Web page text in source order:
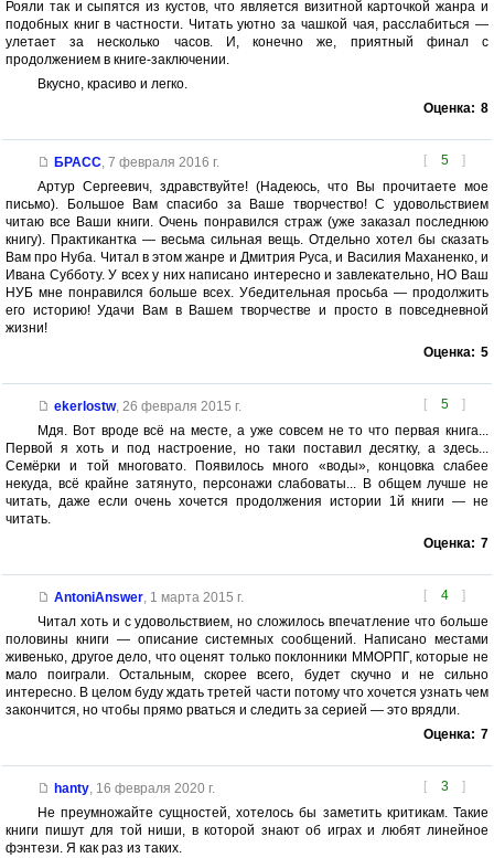
Рояли так и сыпятся из кустов, что является визитной карточкой жанра и
подобных книг в частности. Читать уютно за чашкой чая, расслабиться —
улетает за несколько часов. И, конечно же, приятный финал с
продолжением в книге-заключении.
Вкусно, красиво и легко.
Оценка: 8
[ 5 ]
БРАСС, 7 февраля 2016 г.
Артур Сергеевич, здравствуйте! (Надеюсь, что Вы прочитаете мое
письмо). Большое Вам спасибо за Ваше творчество! С удовольствием
читаю все Ваши книги. Очень понравился страж (уже заказал последнюю
книгу). Практикантка — весьма сильная вещь. Отдельно хотел бы сказать
Вам про Нуба. Читал в этом жанре и Дмитрия Руса, и Василия Маханенко, и
Ивана Субботу. У всех у них написано интересно и завлекательно, НО Ваш
НУБ мне понравился больше всех. Убедительная просьба — продолжить
его историю! Удачи Вам в Вашем творчестве и просто в повседневной
жизни!
Оценка: 5
[ 5 ]
ekerlostw, 26 февраля 2015 г.
Мдя. Вот вроде всё на месте, а уже совсем не то что первая книга...
Первой я хоть и под настроение, но таки поставил десятку, а здесь...
Семёрки и той многовато. Появилось много «воды», концовка слабее
некуда, всё крайне затянуто, персонажи слабоваты... В общем лучше не
читать, даже если очень хочется продолжения истории 1й книги — не
читать.
Оценка: 7
[ 4 ]
AntoniAnswer, 1 марта 2015 г.
Читал хоть и с удовольствием, но сложилось впечатление что больше
половины книги — описание системных сообщений. Написано местами
живенько, другое дело, что оценят только поклонники ММОРПГ, которые не
мало поиграли. Остальным, скорее всего, будет скучно и не сильно
интересно. В целом буду ждать третей части потому что хочется узнать чем
закончится, но чтобы прямо рваться и следить за серией — это врядли.
Оценка: 7
[ 3 ]
hanty, 16 февраля 2020 г.
Не преумножайте сущностей, хотелось бы заметить критикам. Такие
книги пишут для той ниши, в которой знают об играх и любят линейное
фэнтези. Я как раз из таких.